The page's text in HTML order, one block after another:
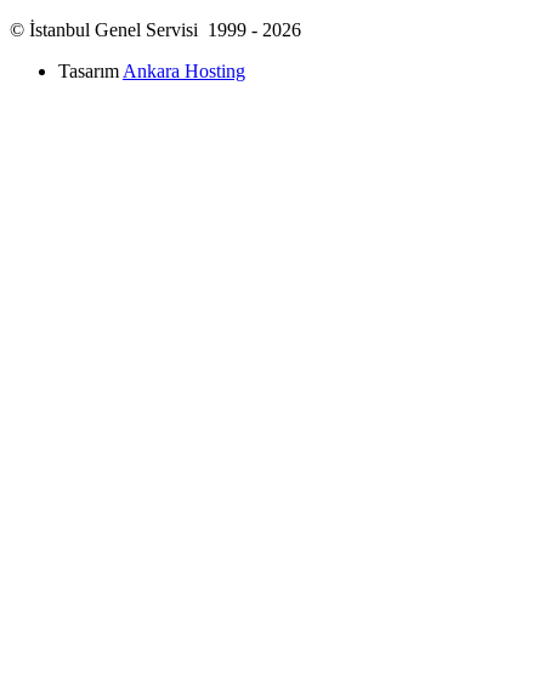
© İstanbul Genel Servisi 1999 - 2026
Tasarım Ankara Hosting